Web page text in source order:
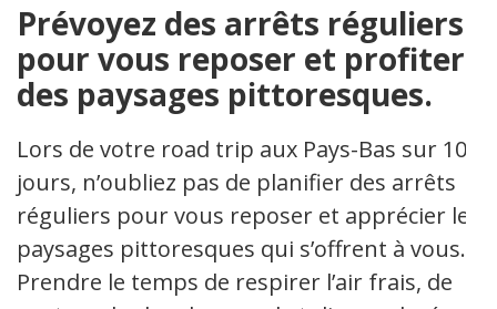
Prévoyez des arrêts réguliers
pour vous reposer et profiter
des paysages pittoresques.
Lors de votre road trip aux Pays-Bas sur 10
jours, n’oubliez pas de planifier des arrêts
réguliers pour vous reposer et apprécier les
paysages pittoresques qui s’offrent à vous.
Prendre le temps de respirer l’air frais, de